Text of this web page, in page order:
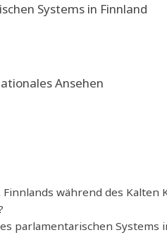
Systems in Finnland
Ansehen
während des Kalten
parlamentarischen Systems